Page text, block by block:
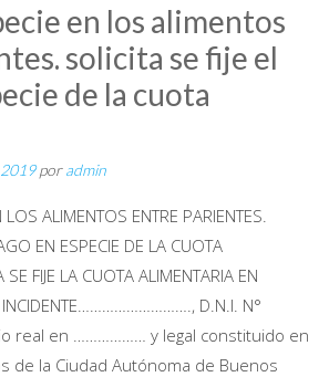
en los alimentos
solicita se fije el
de la cuota
poradmin
ALIMENTOS ENTRE PARIENTES.
EN ESPECIE DE LA CUOTA
FIJE LA CUOTA ALIMENTARIA EN
INCIDENTE………………………., D.N.I. N°
real en ……………… y legal constituido en
de la Ciudad Autónoma de Buenos